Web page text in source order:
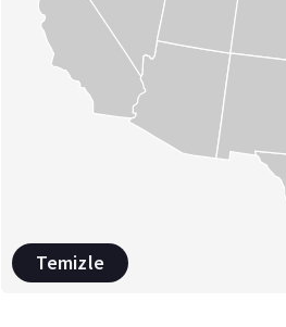
Temizle